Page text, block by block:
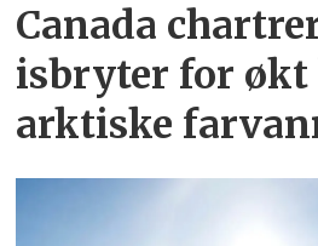
Canada
isbryter for økt
arktiske